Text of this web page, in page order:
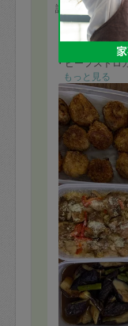
評価：
・キャベツ入り
・カレーピラフ
・ミートソース
・ビーフストロ
・筑前煮
・焼き野菜のマリ
・イカとトマト
・パプリカとソ
・なすとアスパ
今回は工数の多
た。
初めて作ってい
マッシュポテト
食べていました
イカとトマトの
も美味しかった
メンチカツも初
す。
いつも誠実に
す。
夏休みはスポ
くお願い致しま
もっと見る